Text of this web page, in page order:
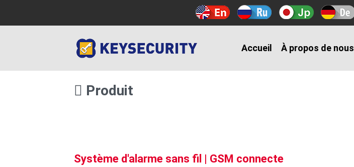
Accueil À propos de nous
Produit
Système d'alarme sans fil | GSM connecte